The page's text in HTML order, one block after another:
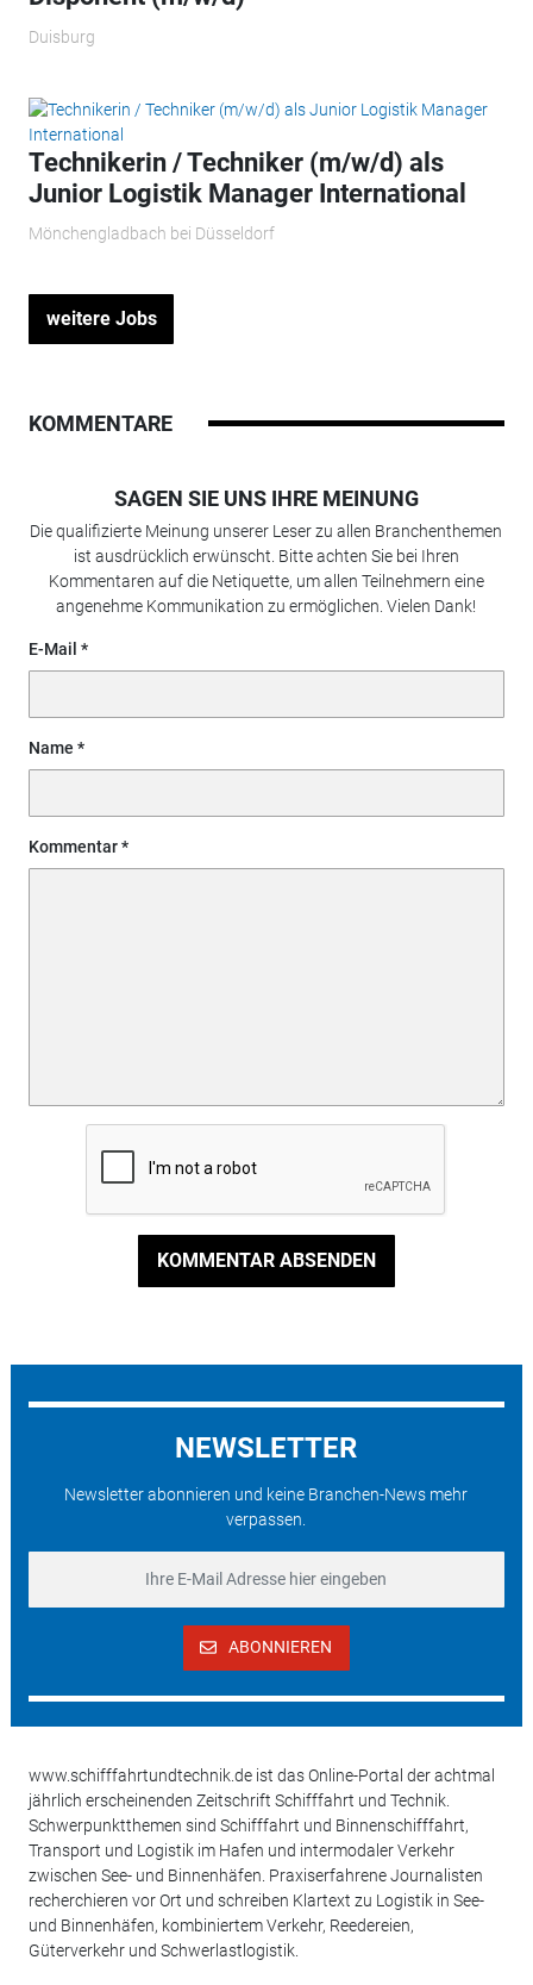
Duisburg
Technikerin / Techniker (m/w/d) als
Junior Logistik Manager International
Mönchengladbach bei Düsseldorf
weitere Jobs
KOMMENTARE
SAGEN SIE UNS IHRE MEINUNG
Die qualifizierte Meinung unserer Leser zu allen Branchenthemen
ist ausdrücklich erwünscht. Bitte achten Sie bei Ihren
Kommentaren auf die Netiquette, um allen Teilnehmern eine
angenehme Kommunikation zu ermöglichen. Vielen Dank!
E-Mail
Name
Kommentar
KOMMENTAR ABSENDEN
NEWSLETTER
Newsletter abonnieren und keine Branchen-News mehr
verpassen.
ABONNIEREN
www.schifffahrtundtechnik.de ist das Online-Portal der achtmal
jährlich erscheinenden Zeitschrift Schifffahrt und Technik.
Schwerpunktthemen sind Schifffahrt und Binnenschifffahrt,
Transport und Logistik im Hafen und intermodaler Verkehr
zwischen See- und Binnenhäfen. Praxiserfahrene Journalisten
recherchieren vor Ort und schreiben Klartext zu Logistik in See-
und Binnenhäfen, kombiniertem Verkehr, Reedereien,
Güterverkehr und Schwerlastlogistik.